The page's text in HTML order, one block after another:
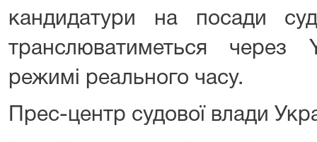
кандидатури на посади
транслюватиметься
режимі реального часу.
Прес-центр судової влади